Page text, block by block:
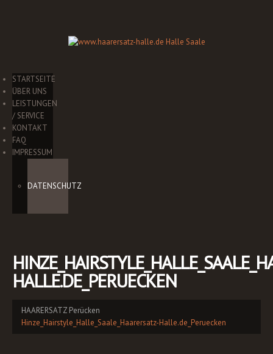
STARTSEITE
ÜBER UNS
LEISTUNGEN
/ SERVICE
KONTAKT
FAQ
IMPRESSUM
DATENSCHUTZ
HALLE.DE_PERUECKEN
HAARERSATZ Perücken
Hinze_Hairstyle_Halle_Saale_Haarersatz-Halle.de_Peruecken